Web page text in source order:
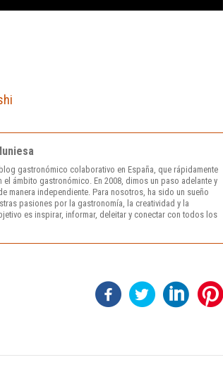
gastronómico colaborativo en España, que rápidamente
el ámbito gastronómico. En 2008, dimos un paso adelante y
manera independiente. Para nosotros, ha sido un sueño
pasiones por la gastronomía, la creatividad y la
es inspirar, informar, deleitar y conectar con todos los